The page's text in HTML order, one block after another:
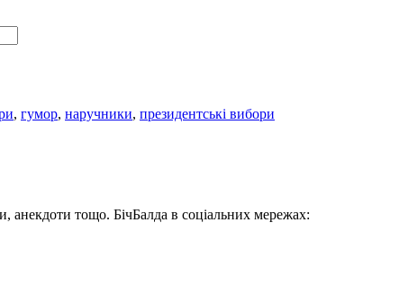
, гумор, наручники, президентські вибори
тощо. БічБалда в соціальних мережах: